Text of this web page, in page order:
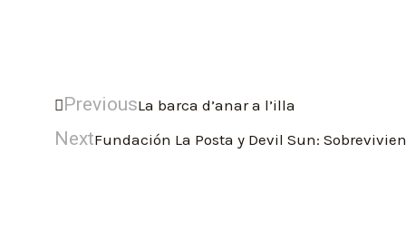
PreviousLa barca d’anar a l’illa
NextFundación La Posta y Devil Sun: